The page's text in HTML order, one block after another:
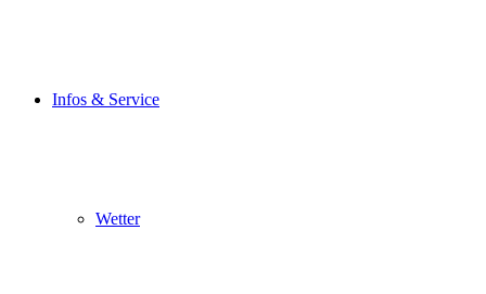
Infos & Service
Wetter